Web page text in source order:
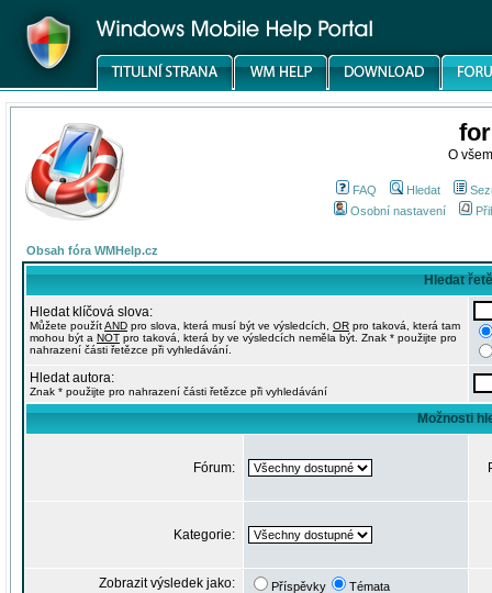
O
FAQ Hledat
Osobní nastavení
Obsah fóra WMHelp.cz
Hledat
Hledat klíčová slova:
Můžete použítAND pro slova, která musí být ve výsledcích, OR pro taková, která tam
mohou být a NOT pro taková, která by ve výsledcích neměla být. Znak * použijte pro
nahrazení části řetězce při vyhledávání.
Hledat autora:
Znak * použijte pro nahrazení části řetězce při vyhledávání
Možnosti
Fórum:
Kategorie:
Zobrazit výsledek jako: Příspěvky Témata